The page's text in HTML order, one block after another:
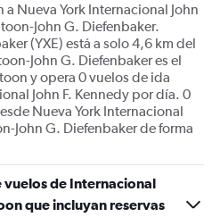
a Nueva York Internacional John
John G. Diefenbaker.
(YXE) está a solo 4,6 km del
John G. Diefenbaker es el
y opera 0 vuelos de ida
John F. Kennedy por día. 0
Nueva York Internacional
John G. Diefenbaker de forma
vuelos de Internacional
que incluyan reservas